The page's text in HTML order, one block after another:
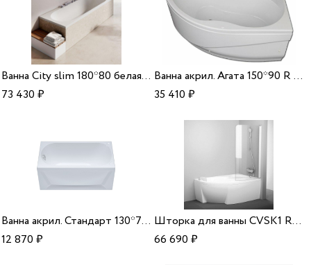
Ванна City slim 180*80 белая Ravak
73 430₽
Ванна акрил. Агата 150*90 R Aquavel
35 410₽
Ванна акрил. Стандарт 130*70 Triton
12 870₽
Шторка для ванны CVSK1 ROSA 160/170 R Ravak
66 690₽